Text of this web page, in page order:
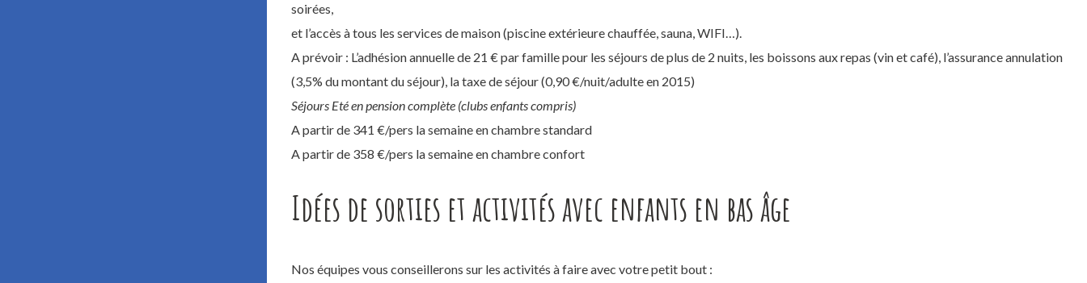
soirées,
et l’accès à tous les services de maison (piscine extérieure chauffée, sauna, WIFI…).
A prévoir : L’adhésion annuelle de 21 € par famille pour les séjours de plus de 2 nuits, les boissons aux repas (vin et café), l’assurance annulation
(3,5% du montant du séjour), la taxe de séjour (0,90 €/nuit/adulte en 2015)
Séjours Eté en pension complète (clubs enfants compris)
A partir de 341 €/pers la semaine en chambre standard
A partir de 358 €/pers la semaine en chambre confort
Idées de sorties et activités avec enfants en bas âge
Nos équipes vous conseillerons sur les activités à faire avec votre petit bout :